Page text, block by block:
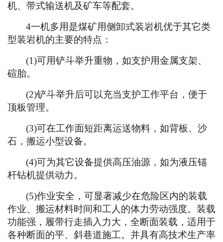
机、带式输送机及矿车等配套。
4一机多用是煤矿用侧卸式装岩机优于其它类
型装岩机的主要的特点：
(1)可用铲斗举升重物，如支护用金属支架、
碹胎。
(2)铲斗举升后可以充当支护工作平台，便于
顶板管理。
(3)可在工作面短距离运送物料，如背板、沙
石，搬运小型设备。
(4)可为其它设备提供高压油源，如为液压锚
杆钻机提供动力。
(5)作业安全，可显著减少在危险区内的装载
作业、搬运材料时间和工人的体力劳动强度。装载
功能强，履带行走插入力大，全断面装载，适用于
各种断面的平、斜巷道施工。并具有高技术生产率